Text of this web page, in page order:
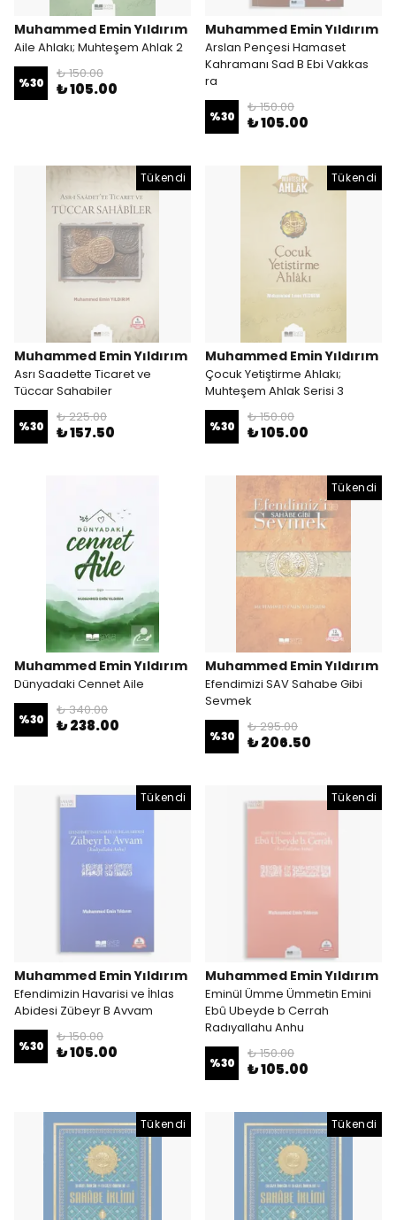
Muhammed Emin Yıldırım
Aile Ahlakı; Muhteşem Ahlak 2
%30
₺ 150.00
₺ 105.00
Muhammed Emin Yıldırım
Arslan Pençesi Hamaset
Kahramanı Sad B Ebi Vakkas
ra
%30
₺ 150.00
₺ 105.00
Tükendi
Muhammed Emin Yıldırım
Asrı Saadette Ticaret ve
Tüccar Sahabiler
%30
₺ 225.00
₺ 157.50
Tükendi
Muhammed Emin Yıldırım
Çocuk Yetiştirme Ahlakı;
Muhteşem Ahlak Serisi 3
%30
₺ 150.00
₺ 105.00
Muhammed Emin Yıldırım
Dünyadaki Cennet Aile
%30
₺ 340.00
₺ 238.00
Tükendi
Muhammed Emin Yıldırım
Efendimizi SAV Sahabe Gibi
Sevmek
%30
₺ 295.00
₺ 206.50
Tükendi
Muhammed Emin Yıldırım
Efendimizin Havarisi ve İhlas
Abidesi Zübeyr B Avvam
%30
₺ 150.00
₺ 105.00
Tükendi
Muhammed Emin Yıldırım
Eminül Ümme Ümmetin Emini
Ebû Ubeyde b Cerrah
Radıyallahu Anhu
%30
₺ 150.00
₺ 105.00
Tükendi Tükendi